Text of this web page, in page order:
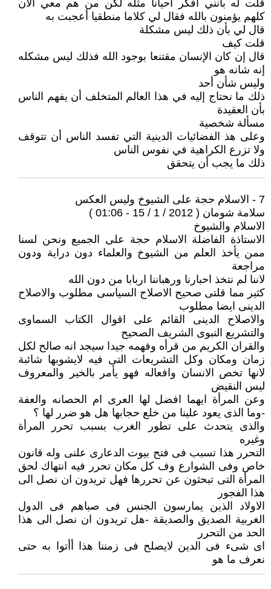
قلت له بأنني أفكر أحيانا مثله لكن من هم معي الآن
كلهم يؤمنون بالله فقال لي كلاما منطقيا أعجبت به
قال لي بأن ذلك ليس مشكلة
قلت كيف
قال إن كان الإنسان مقتنعا بوجود الله فذلك ليس مشكله
إنه شانه هو
وليس شأن أحد
ذلك ما نحتاج إليه في هذا العالم المتخلف أن يفهم الناس
بأن العقيدة
مسألة شخصية
وعلى هذ الفضائيات الدينية التي تفسد الناس أن تتوقف
ولا تزرع الكراهية في نفوس الناس
ذلك ما يجب أن يتحقق
7 - الاسلام حجة على الشيوخ وليس العكس
سلامة شومان ( 2012 / 1 / 15 - 01:06 )
الاسلام والشيوخ
الاستاذة الفاضلة الاسلام حجة على الجميع ونحن لسنا
ممن يأخذ العلم من الشيوخ والعلماء دون دراية ودون
مراجعة
لاننا لم نتخذ احبارنا ورهباننا اربابا من دون الله
كثير مما قلتى صحيح الاصلاح السياسى مطلوب والاصلاح
الدينى ايضا مطلوب
والاصلاح الدينى القائم على اقوال الكتاب السماوى
والتشريع النبوى الشريف الصحيح
والقران الكريم من قرأه وفهمه جيدا سيجد انه صالح لكل
زمان ومكان وكل التشريعات التى فيه لايشوبها شائبة
لانها تخص الانسان وافعاله فهو يأمر بالخير والمعروف
ليس النقيض
وعن المرأة ايهما افضل لها العرى ام الحصانه والعفة
-وما الذى يعود علينا من خلع حجابها هل هو ضرر لها ؟
والذى يتحدث على تطور الغرب بسبب تحرر المرأة
وغيره
التحرر هذا تسبب فى فتح بيوت الدعارى علنى وله قانون
خاص وفى الشوارع وف كل مكان تحرر فيه انتهاك لحق
المرأة التى تبحثون عن تحررها فهل تريدون ان نصل الى
هذا الفجور
الاولاد الذين يمارسون الجنس فى صباهم فى الدول
الغربية الصديق والصديقة -هل تريدون ان نصل الى هذا
الحد من التحرر
اى شىء فى الدين لايصلح فى زمننا هذا أأتوا به حتى
نعرف ما هو